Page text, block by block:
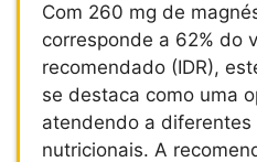
Com 260 mg de
corresponde a 62% do
recomendado (IDR),
se destaca como uma
atendendo a diferentes
nutricionais. A